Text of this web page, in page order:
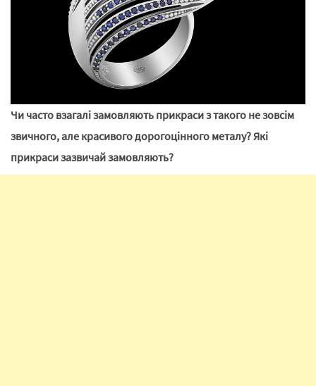
Чи часто взагалі замовляють прикраси з такого не зовсім
звичного, але красивого дорогоцінного металу? Які
прикраси зазвичай замовляють?